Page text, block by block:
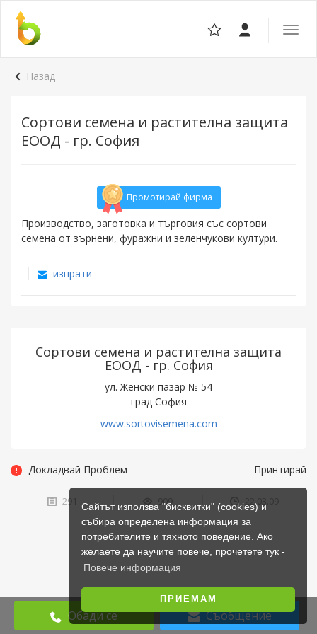
Сайтът използва "бисквитки" (cookies) и
събира определена информация за
потребителите и тяхното поведение. Ако
желаете да научите повече, прочетете тук -
Повече информация
ПРИЕМАМ
Назад
Сортови семена и растителна защита
ЕООД - гр. София
Промотирай фирма
Производство, заготовка и търговия със сортови
семена от зърнени, фуражни и зеленчукови култури.
изпрати
Сортови семена и растителна защита
ЕООД - гр. София
ул. Женски пазар № 54
град София
www.sortovisemena.com
Обади се Съобщение
Докладвай Проблем Принтирай
291 909 22.03.09